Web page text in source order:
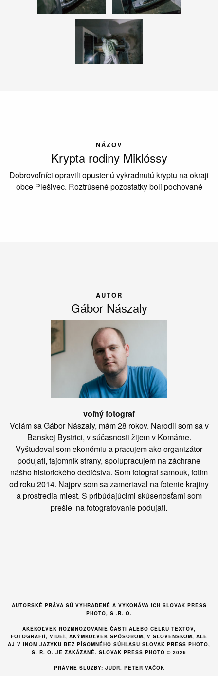
NÁZOV
Krypta rodiny Miklóssy
Dobrovoľníci opravili opustenú vykradnutú kryptu na okraji
obce Plešivec. Roztrúsené pozostatky boli pochované
AUTOR
Gábor Nászaly
voľný fotograf
Volám sa Gábor Nászaly, mám 28 rokov. Narodil som sa v
Banskej Bystrici, v súčasnosti žijem v Komárne.
Vyštudoval som ekonómiu a pracujem ako organizátor
podujatí, tajomník strany, spolupracujem na záchrane
nášho historického dedičstva. Som fotograf samouk, fotím
od roku 2014. Najprv som sa zameriaval na fotenie krajiny
a prostredia miest. S pribúdajúcimi skúsenosťami som
prešiel na fotografovanie podujatí.
AUTORSKÉ PRÁVA SÚ VYHRADENÉ A VYKONÁVA ICH SLOVAK PRESS
PHOTO, S .R. O.
AKÉKOĽVEK ROZMNOŽOVANIE ČASTI ALEBO CELKU TEXTOV,
FOTOGRAFIÍ, VIDEÍ, AKÝMKOĽVEK SPÔSOBOM, V SLOVENSKOM, ALE
AJ V INOM JAZYKU BEZ PÍSOMNÉHO SÚHLASU SLOVAK PRESS PHOTO,
S. R. O. JE ZAKÁZANÉ. SLOVAK PRESS PHOTO © 2026
PRÁVNE SLUŽBY: JUDR. PETER VAČOK